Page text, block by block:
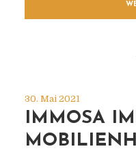
30. Mai 2021
IMMOSA